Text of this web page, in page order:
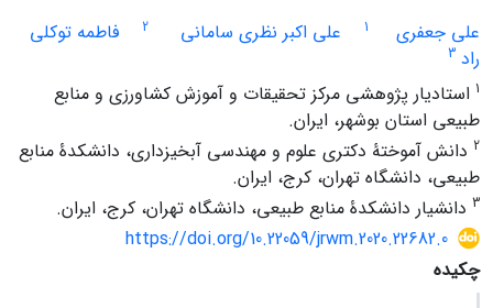
علی جعفری
1 علی اکبر نظری سامانی 2
فاطمه توکلی
راد 3
1 استادیار پژوهشی مرکز تحقیقات و آموزش کشاورزی و منابع
طبیعی استان بوشهر، ایران.
2 دانش آموختۀ دکتری علوم و مهندسی آبخیزداری، دانشکدۀ منابع
طبیعی، دانشگاه تهران، کرج، ایران.
3 دانشیار دانشکدۀ منابع طبیعی، دانشگاه تهران، کرج، ایران.
https://doi.org/10.22059/jrwm.2020.22682.0
چکیده